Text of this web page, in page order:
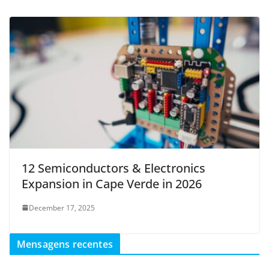
12 Semiconductors & Electronics
Expansion in Cape Verde in 2026
December 17, 2025
Mensagens recentes